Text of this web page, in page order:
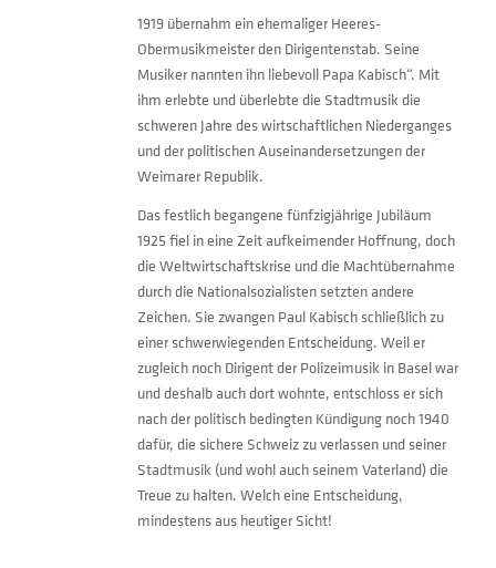
1919 übernahm ein ehemaliger Heeres-
Obermusikmeister den Dirigentenstab. Seine
Musiker nannten ihn liebevoll Papa Kabisch“. Mit
ihm erlebte und überlebte die Stadtmusik die
schweren Jahre des wirtschaftlichen Niederganges
und der politischen Auseinandersetzungen der
Weimarer Republik.
Das festlich begangene fünfzigjährige Jubiläum
1925 fiel in eine Zeit aufkeimender Hoffnung, doch
die Weltwirtschaftskrise und die Machtübernahme
durch die Nationalsozialisten setzten andere
Zeichen. Sie zwangen Paul Kabisch schließlich zu
einer schwerwiegenden Entscheidung. Weil er
zugleich noch Dirigent der Polizeimusik in Basel war
und deshalb auch dort wohnte, entschloss er sich
nach der politisch bedingten Kündigung noch 1940
dafür, die sichere Schweiz zu verlassen und seiner
Stadtmusik (und wohl auch seinem Vaterland) die
Treue zu halten. Welch eine Entscheidung,
mindestens aus heutiger Sicht!